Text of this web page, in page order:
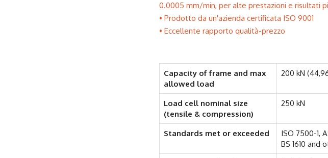
0.0005 mm/min, per alte prestazioni e risultati
Prodotto da un'azienda certificata ISO 9001
Eccellente rapporto qualità-prezzo
Capacity of frame and max
allowed load
200 kN
Load cell nominal size
(tensile & compression)
250 kN
Standards met or exceeded
ISO 7500-1,
BS 1610 and